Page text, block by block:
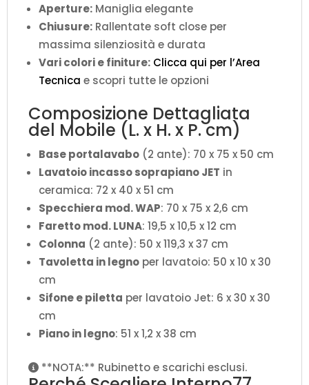
Aperture: Maniglia elegante
Chiusure: Rallentate soft close per
massima silenziosità e durata
Vari colori e finiture: Clicca qui per l’Area
Tecnica e scopri tutte le opzioni
Composizione Dettagliata
del Mobile (L. x H. x P. cm)
Base portalavabo (2 ante): 70 x 75 x 50 cm
Lavatoio incasso soprapiano JET in
ceramica: 72 x 40 x 51 cm
Specchiera mod. WAP: 70 x 75 x 2,6 cm
Faretto mod. LUNA: 19,5 x 10,5 x 12 cm
Colonna (2 ante): 50 x 119,3 x 37 cm
Tavoletta in legno per lavatoio: 50 x 10 x 30
cm
Sifone e piletta per lavatoio Jet: 6 x 30 x 30
cm
Piano in legno: 51 x 1,2 x 38 cm
**NOTA:** Rubinetto e scarichi esclusi.